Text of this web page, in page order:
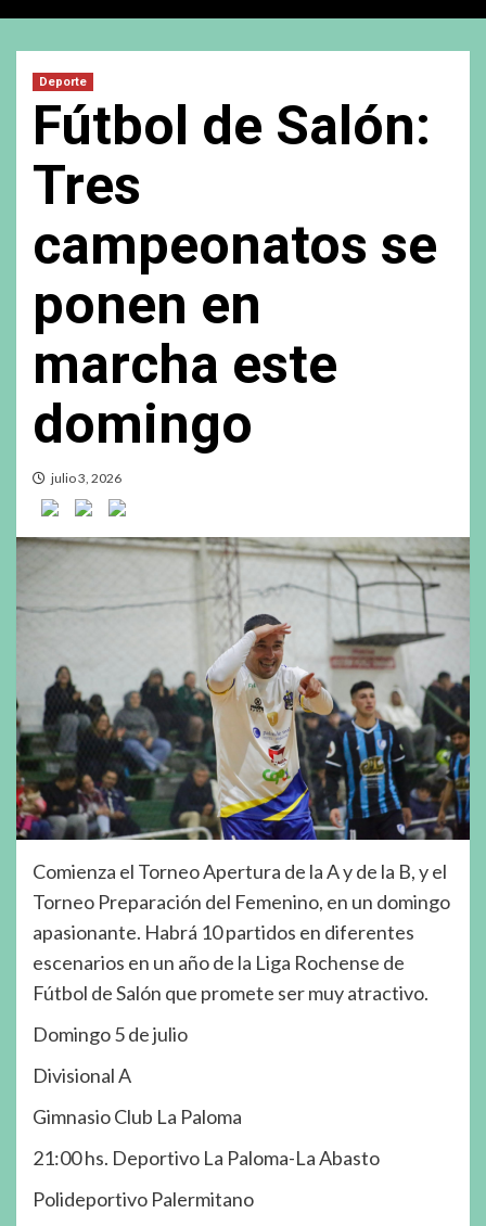
Deporte
Fútbol de Salón:
Tres
campeonatos se
ponen en
marcha este
domingo
julio 3, 2026
Comienza el Torneo Apertura de la A y de la B, y el
Torneo Preparación del Femenino, en un domingo
apasionante. Habrá 10 partidos en diferentes
escenarios en un año de la Liga Rochense de
Fútbol de Salón que promete ser muy atractivo.
Domingo 5 de julio
Divisional A
Gimnasio Club La Paloma
21:00 hs. Deportivo La Paloma-La Abasto
Polideportivo Palermitano